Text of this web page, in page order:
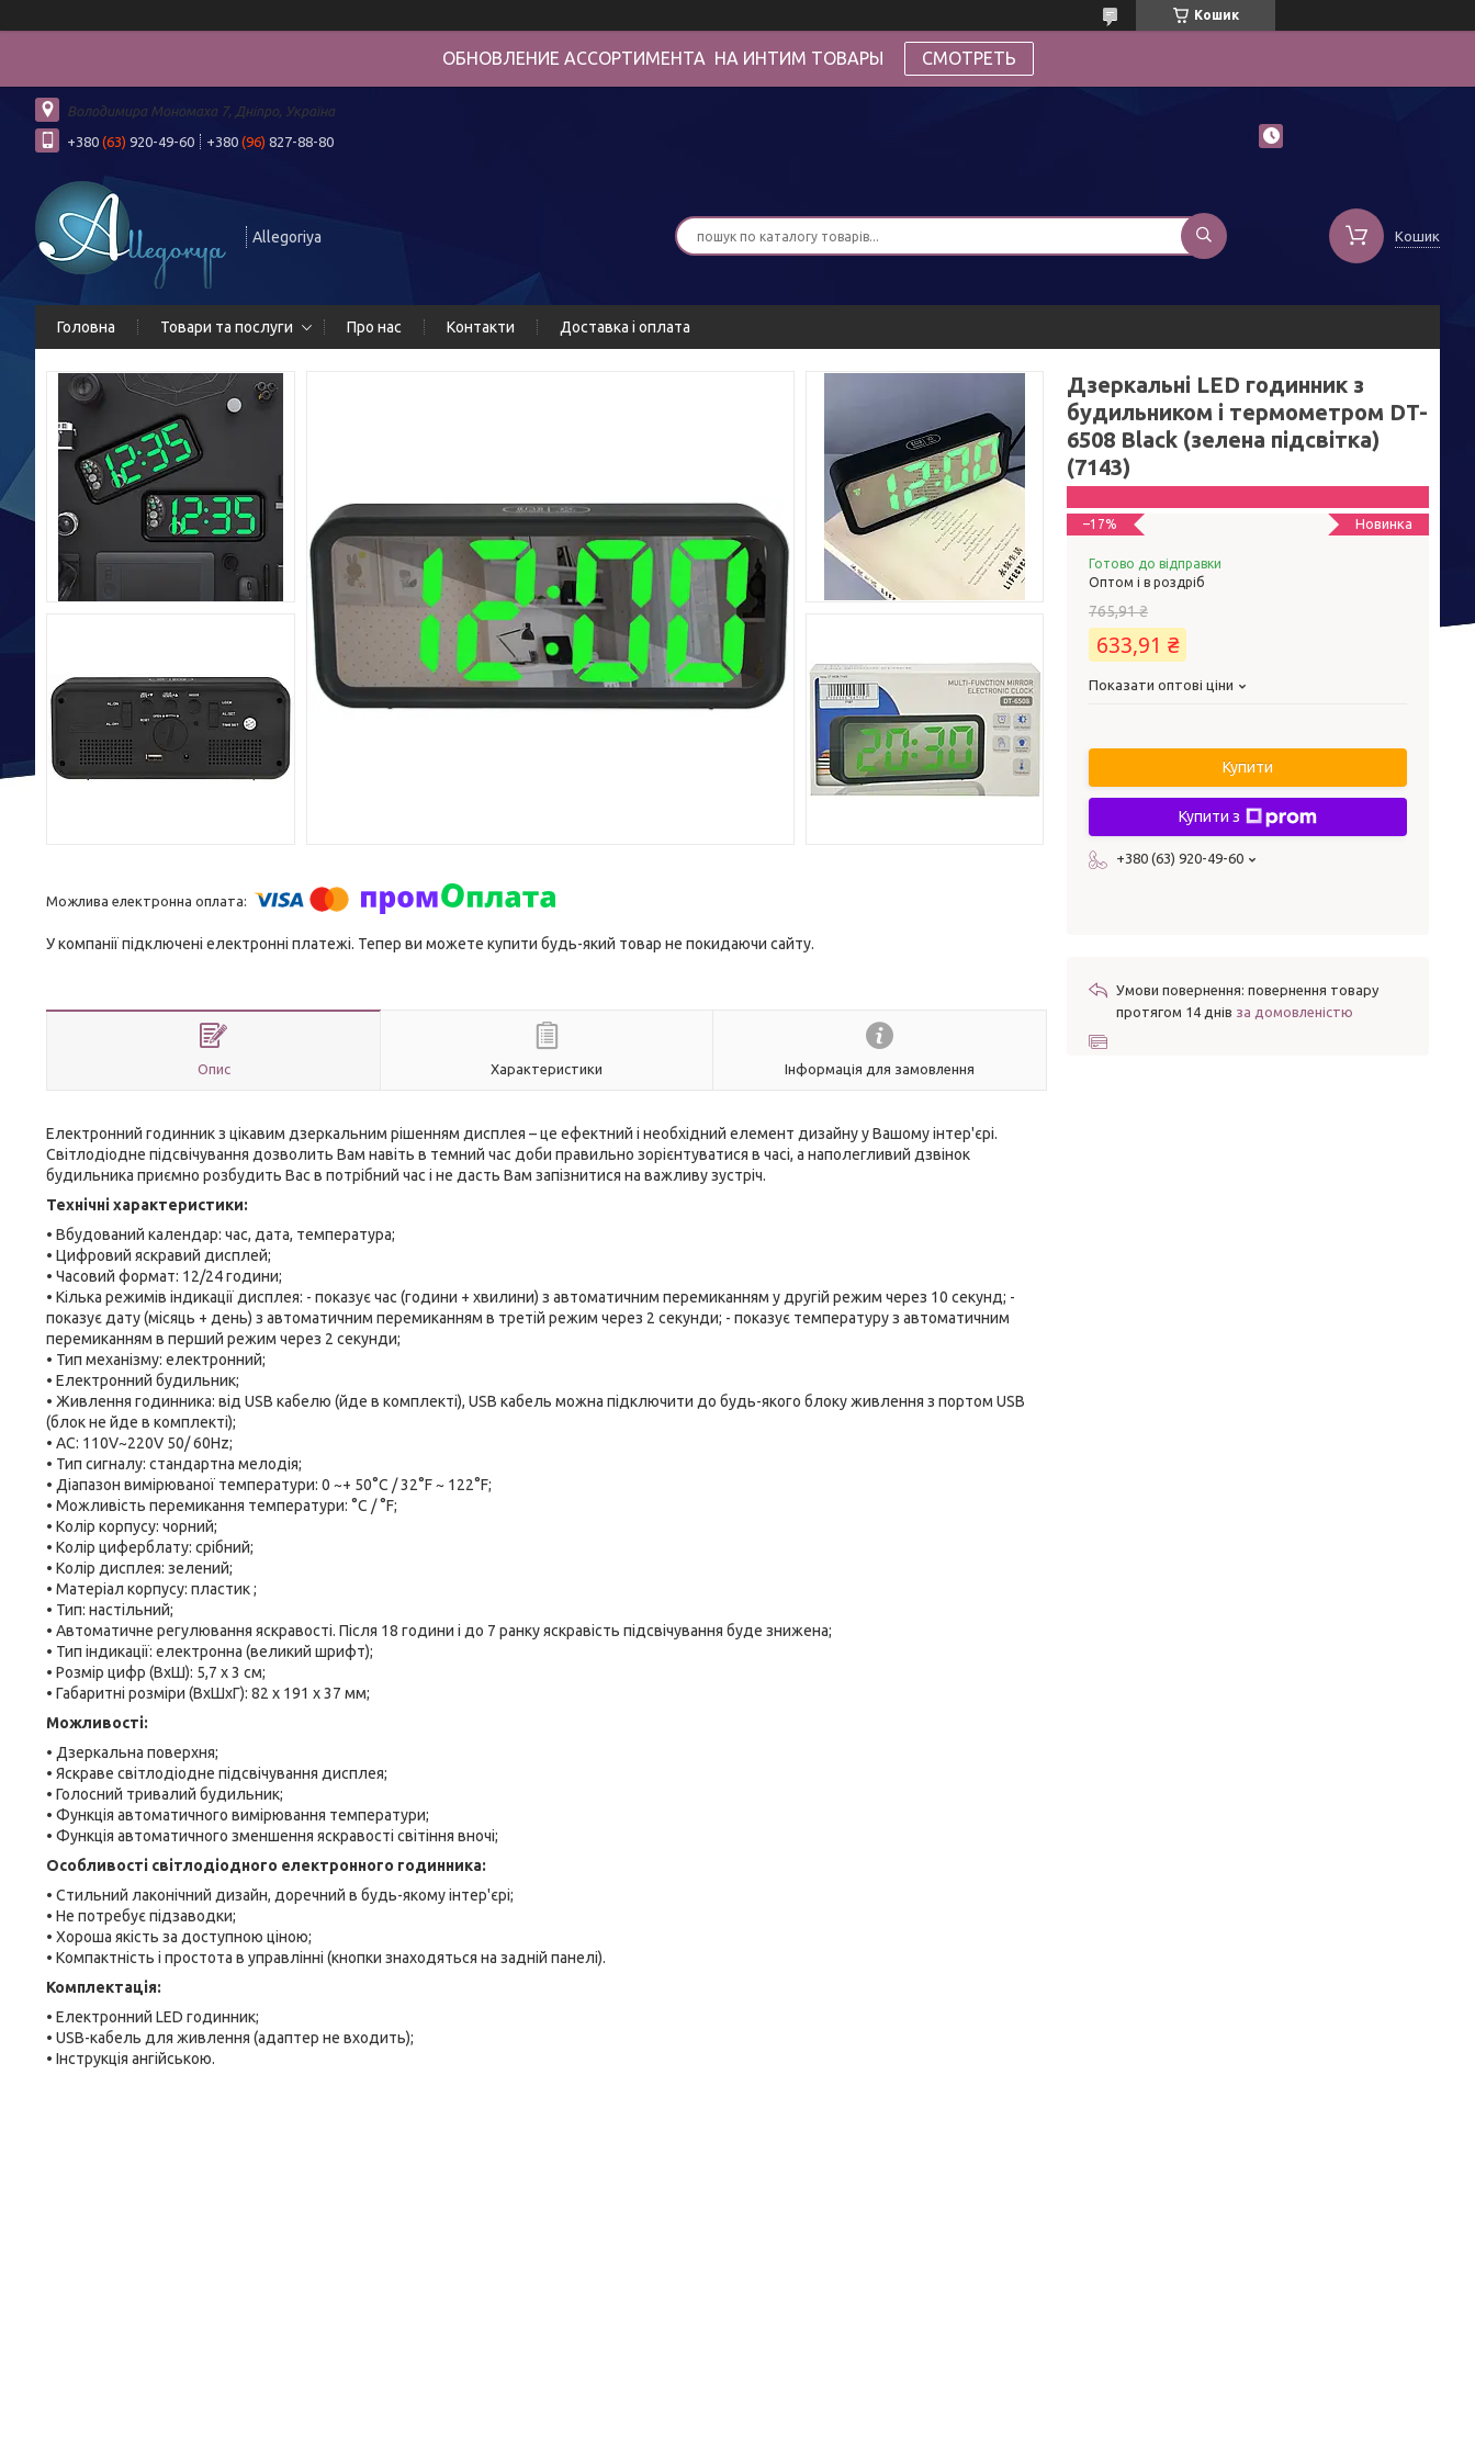
Кошик
ОБНОВЛЕНИЕ АССОРТИМЕНТА НА ИНТИМ ТОВАРЫ СМОТРЕТЬ
Володимира Мономаха 7, Дніпро, Україна
+380 (63) 920-49-60 +380 (96) 827-88-80
Allegoriya Кошик
Головна Товари та послуги Про нас Контакти Доставка і оплата
У компанії підключені електронні платежі. Тепер ви можете купити будь-який товар не покидаючи сайту.
Опис Характеристики Інформація для замовлення
Електронний годинник з цікавим дзеркальним рішенням дисплея – це ефектний і необхідний елемент дизайну у Вашому інтер'єрі.
Світлодіодне підсвічування дозволить Вам навіть в темний час доби правильно зорієнтуватися в часі, а наполегливий дзвінок
будильника приємно розбудить Вас в потрібний час і не дасть Вам запізнитися на важливу зустріч.
Технічні характеристики:
• Вбудований календар: час, дата, температура;
• Цифровий яскравий дисплей;
• Часовий формат: 12/24 години;
• Кілька режимів індикації дисплея: - показує час (години + хвилини) з автоматичним перемиканням у другій режим через 10 секунд; -
показує дату (місяць + день) з автоматичним перемиканням в третій режим через 2 секунди; - показує температуру з автоматичним
перемиканням в перший режим через 2 секунди;
• Тип механізму: електронний;
• Електронний будильник;
• Живлення годинника: від USB кабелю (йде в комплекті), USB кабель можна підключити до будь-якого блоку живлення з портом USB
(блок не йде в комплекті);
• AC: 110V~220V 50/ 60Hz;
• Тип сигналу: стандартна мелодія;
• Діапазон вимірюваної температури: 0 ~+ 50°С / 32°F ~ 122°F;
• Можливість перемикання температури: °С / °F;
• Колір корпусу: чорний;
• Колір циферблату: срібний;
• Колір дисплея: зелений;
• Матеріал корпусу: пластик ;
• Тип: настільний;
• Автоматичне регулювання яскравості. Після 18 години і до 7 ранку яскравість підсвічування буде знижена;
• Тип індикації: електронна (великий шрифт);
• Розмір цифр (ВхШ): 5,7 х 3 см;
• Габаритні розміри (ВхШхГ): 82 х 191 х 37 мм;
Можливості:
• Дзеркальна поверхня;
• Яскраве світлодіодне підсвічування дисплея;
• Голосний тривалий будильник;
• Функція автоматичного вимірювання температури;
• Функція автоматичного зменшення яскравості світіння вночі;
Особливості світлодіодного електронного годинника:
• Стильний лаконічний дизайн, доречний в будь-якому інтер'єрі;
• Не потребує підзаводки;
• Хороша якість за доступною ціною;
• Компактність і простота в управлінні (кнопки знаходяться на задній панелі).
Комплектація:
• Електронний LED годинник;
• USB-кабель для живлення (адаптер не входить);
• Інструкція ангійською.
Дзеркальні LED годинник з
будильником і термометром DT-
6508 Black (зелена підсвітка)
(7143)
Новинка
–17%
Готово до відправки
Оптом і в роздріб
765,91 ₴
633,91 ₴
Показати оптові ціни
Купити
Купити з
+380 (63) 920-49-60
повернення товару
протягом 14 днів за домовленістю